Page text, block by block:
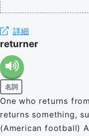
詳細
returner
名詞
One who returns
returns something,
(American football)